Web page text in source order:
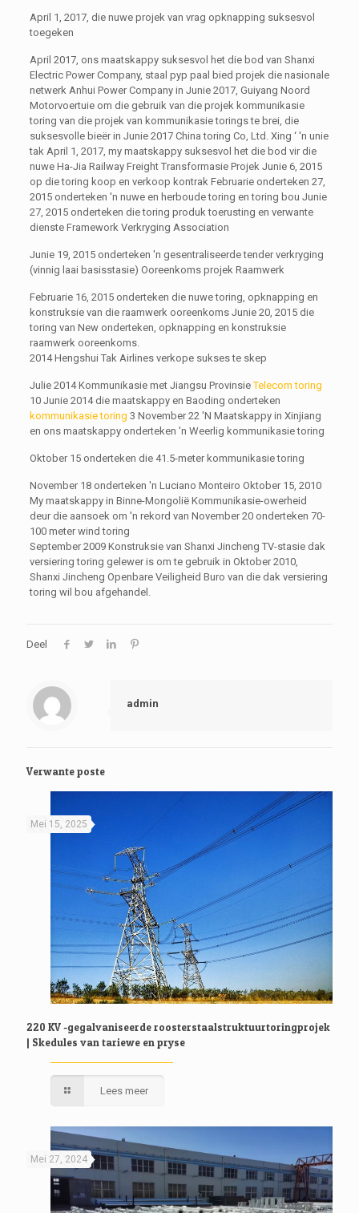
April 1, 2017, die nuwe projek van vrag opknapping suksesvol
toegeken
April 2017, ons maatskappy suksesvol het die bod van Shanxi
Electric Power Company, staal pyp paal bied projek die nasionale
netwerk Anhui Power Company in Junie 2017, Guiyang Noord
Motorvoertuie om die gebruik van die projek kommunikasie
toring van die projek van kommunikasie torings te brei, die
suksesvolle bieër in Junie 2017 China toring Co, Ltd. Xing ‘ 'n unie
tak April 1, 2017, my maatskappy suksesvol het die bod vir die
nuwe Ha-Jia Railway Freight Transformasie Projek Junie 6, 2015
op die toring koop en verkoop kontrak Februarie onderteken 27,
2015 onderteken 'n nuwe en herboude toring en toring bou Junie
27, 2015 onderteken die toring produk toerusting en verwante
dienste Framework Verkryging Association
Junie 19, 2015 onderteken 'n gesentraliseerde tender verkryging
(vinnig laai basisstasie) Ooreenkoms projek Raamwerk
Februarie 16, 2015 onderteken die nuwe toring, opknapping en
konstruksie van die raamwerk ooreenkoms Junie 20, 2015 die
toring van New onderteken, opknapping en konstruksie
raamwerk ooreenkoms.
2014 Hengshui Tak Airlines verkope sukses te skep
Julie 2014 Kommunikasie met Jiangsu ProvinsieTelecom toring
10 Junie 2014 die maatskappy en Baoding onderteken
kommunikasie toring 3 November 22 'N Maatskappy in Xinjiang
en ons maatskappy onderteken 'n Weerlig kommunikasie toring
Oktober 15 onderteken die 41.5-meter kommunikasie toring
November 18 onderteken 'n Luciano Monteiro Oktober 15, 2010
My maatskappy in Binne-Mongolië Kommunikasie-owerheid
deur die aansoek om 'n rekord van November 20 onderteken 70-
100 meter wind toring
September 2009 Konstruksie van Shanxi Jincheng TV-stasie dak
versiering toring gelewer is om te gebruik in Oktober 2010,
Shanxi Jincheng Openbare Veiligheid Buro van die dak versiering
toring wil bou afgehandel.
Deel
admin
Verwante poste
Mei 15, 2025
220 KV -gegalvaniseerde roosterstaalstruktuurtoringprojek
| Skedules van tariewe en pryse
Lees meer
Mei 27, 2024